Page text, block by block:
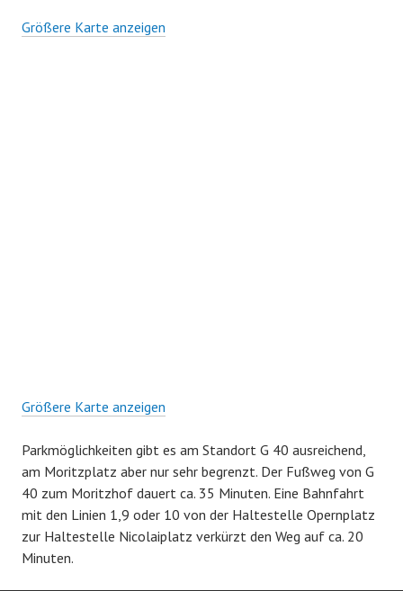
Größere Karte anzeigen
Größere Karte anzeigen
Parkmöglichkeiten gibt es am Standort G 40 ausreichend,
am Moritzplatz aber nur sehr begrenzt. Der Fußweg von G
40 zum Moritzhof dauert ca. 35 Minuten. Eine Bahnfahrt
mit den Linien 1,9 oder 10 von der Haltestelle Opernplatz
zur Haltestelle Nicolaiplatz verkürzt den Weg auf ca. 20
Minuten.